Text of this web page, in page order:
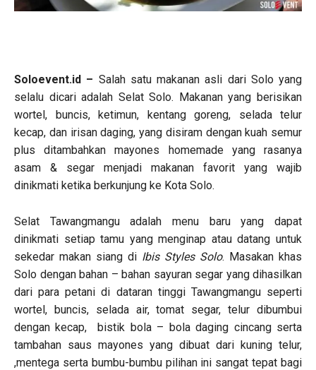
Soloevent.id – Salah satu makanan asli dari Solo yang
selalu dicari adalah Selat Solo. Makanan yang berisikan
wortel, buncis, ketimun, kentang goreng, selada telur
kecap, dan irisan daging, yang disiram dengan kuah semur
plus ditambahkan mayones homemade yang rasanya
asam & segar menjadi makanan favorit yang wajib
dinikmati ketika berkunjung ke Kota Solo.
Selat Tawangmangu adalah menu baru yang dapat
dinikmati setiap tamu yang menginap atau datang untuk
sekedar makan siang di Ibis Styles Solo. Masakan khas
Solo dengan bahan – bahan sayuran segar yang dihasilkan
dari para petani di dataran tinggi Tawangmangu seperti
wortel, buncis, selada air, tomat segar, telur dibumbui
dengan kecap, bistik bola – bola daging cincang serta
tambahan saus mayones yang dibuat dari kuning telur,
,mentega serta bumbu-bumbu pilihan ini sangat tepat bagi